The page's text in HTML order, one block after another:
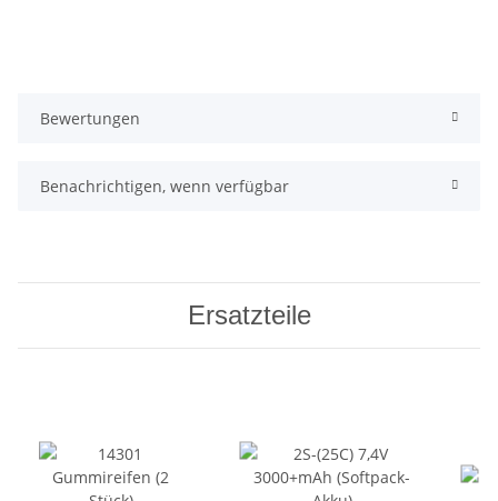
Bewertungen
Benachrichtigen, wenn verfügbar
Ersatzteile